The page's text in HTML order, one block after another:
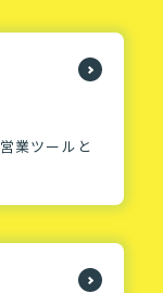
業ツールと